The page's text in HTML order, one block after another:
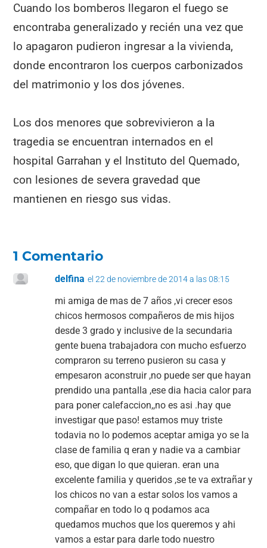
Cuando los bomberos llegaron el fuego se
encontraba generalizado y recién una vez que
lo apagaron pudieron ingresar a la vivienda,
donde encontraron los cuerpos carbonizados
del matrimonio y los dos jóvenes.
Los dos menores que sobrevivieron a la
tragedia se encuentran internados en el
hospital Garrahan y el Instituto del Quemado,
con lesiones de severa gravedad que
mantienen en riesgo sus vidas.
1 Comentario
delfina el 22 de noviembre de 2014 a las 08:15
mi amiga de mas de 7 años ,vi crecer esos
chicos hermosos compañeros de mis hijos
desde 3 grado y inclusive de la secundaria
gente buena trabajadora con mucho esfuerzo
compraron su terreno pusieron su casa y
empesaron aconstruir ,no puede ser que hayan
prendido una pantalla ,ese dia hacia calor para
para poner calefaccion,,no es asi .hay que
investigar que paso! estamos muy triste
todavia no lo podemos aceptar amiga yo se la
clase de familia q eran y nadie va a cambiar
eso, que digan lo que quieran. eran una
excelente familia y queridos ,se te va extrañar y
los chicos no van a estar solos los vamos a
compañar en todo lo q podamos aca
quedamos muchos que los queremos y ahi
vamos a estar para darle todo nuestro